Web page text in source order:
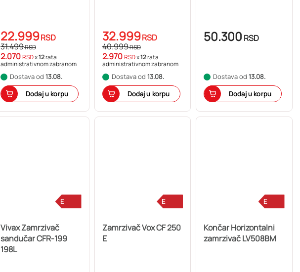
22.999RSD
31.499RSD
2.070RSDx12rata
administrativnom zabranom
Dostava od 13.08.
Dodaj u korpu
32.999RSD
40.999RSD
2.970RSDx12rata
administrativnom zabranom
Dostava od 13.08.
Dodaj u korpu
50.300 RSD
Dostava od 13.08.
Dodaj u korpu
E
Vivax Zamrzivač
sandučar CFR-199
198L
E
Zamrzivač Vox CF 250
E
E
Končar Horizontalni
zamrzivač LV508BM